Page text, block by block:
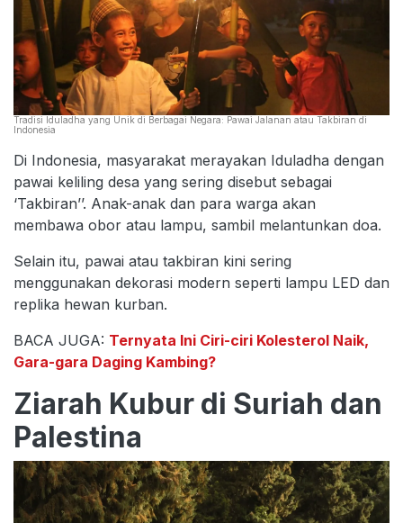
Tradisi Iduladha yang Unik di Berbagai Negara: Pawai Jalanan atau Takbiran di
Indonesia
Di Indonesia, masyarakat merayakan Iduladha dengan
pawai keliling desa yang sering disebut sebagai
‘Takbiran’’. Anak-anak dan para warga akan
membawa obor atau lampu, sambil melantunkan doa.
Selain itu, pawai atau takbiran kini sering
menggunakan dekorasi modern seperti lampu LED dan
replika hewan kurban.
BACA JUGA: Ternyata Ini Ciri-ciri Kolesterol Naik,
Gara-gara Daging Kambing?
Ziarah Kubur di Suriah dan
Palestina